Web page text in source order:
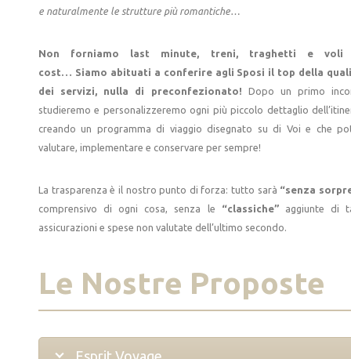
e naturalmente le strutture più romantiche…
Non forniamo last minute, treni, traghetti e voli
cost… Siamo abituati a conferire agli Sposi il top della
dei servizi, nulla di preconfezionato! Dopo un primo
studieremo e personalizzeremo ogni più piccolo dettaglio
creando un programma di viaggio disegnato su di Voi e che
valutare, implementare e conservare per sempre!
La trasparenza è il nostro punto di forza: tutto sarà “senza
comprensivo di ogni cosa, senza le “classiche”aggiunte di
assicurazioni e spese non valutate dell’ultimo secondo.
Le Nostre Proposte
Esprit Voyage